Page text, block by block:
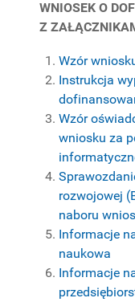
WNIOSEK O
Z
Wzór
Instrukcja
Wzór
wniosku za
rozwojowej
naboru
Informacje
naukowa
Informacje